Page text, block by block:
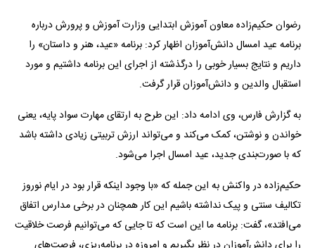
رضوان حکیم‌زاده معاون آموزش ابتدایی وزارت آموزش‌ و پرورش درباره
برنامه عید امسال دانش‌آموزان اظهار کرد: برنامه «عید، هنر و داستان» را
داریم و نتایج بسیار خوبی را درگذشته از اجرای این برنامه داشتیم و مورد
استقبال والدین و دانش‌آموزان قرار گرفت.
به گزارش فارس، وی ادامه داد: این طرح به ارتقای مهارت سواد پایه، یعنی
خواندن و نوشتن، کمک می‌کند و می‌تواند ارزش تربیتی زیادی داشته باشد
که با صورت‌بندی جدید، عید امسال اجرا می‌شود.
حکیم‌زاده در واکنش به این جمله که «با وجود اینکه قرار بود در ایام نوروز
تکالیف سنتی و پیک نداشته باشیم این کار همچنان در برخی مدارس اتفاق
می‌افتد»، گفت: برنامه ما این است که تا جایی که می‌توانیم فرصت خلاقیت